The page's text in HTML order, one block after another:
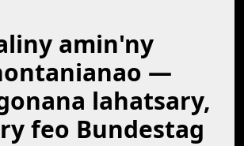
amin'ny
—
lahatsary,
feo Bundestag